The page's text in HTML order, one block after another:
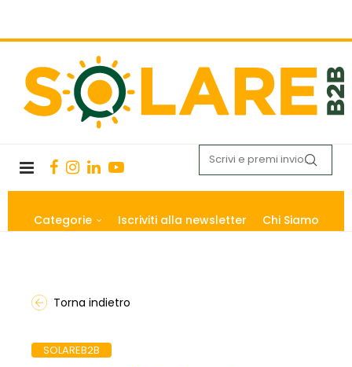
Categorie Iscriviti alla newsletter Chi Siamo
Torna indietro
SOLAREB2B